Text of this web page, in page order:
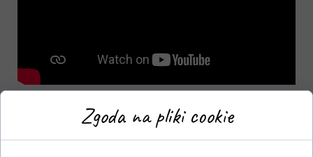
oderwania się od codziennego biegu. To dziesięć
Zgoda na pliki cookie